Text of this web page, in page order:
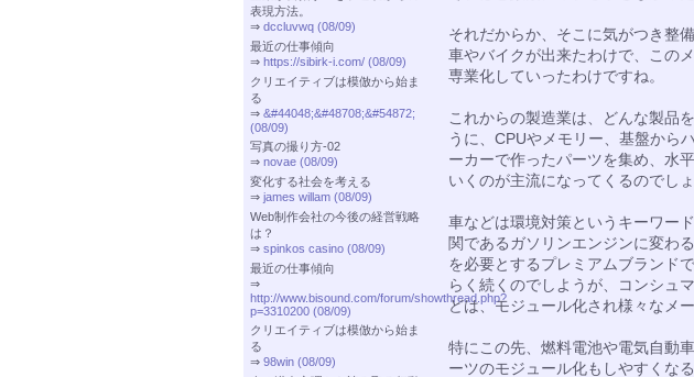
表現方法。
⇒ dccluvwq (08/09)
最近の仕事傾向
⇒ https://sibirk-i.com/ (08/09)
クリエイティブは模倣から始ま
る
⇒ &#44048;&#48708;&#54872;
(08/09)
写真の撮り方-02
⇒ novae (08/09)
変化する社会を考える
⇒ james willam (08/09)
Web制作会社の今後の経営戦略
は？
⇒ spinkos casino (08/09)
最近の仕事傾向
⇒
http://www.bisound.com/forum/showthread.php?
p=3310200 (08/09)
クリエイティブは模倣から始ま
る
⇒ 98win (08/09)
それだからか、そこに気がつき整
車やバイクが出来たわけで、この
専業化していったわけですね。
これからの製造業は、どんな製品
うに、CPUやメモリー、基盤から
ーカーで作ったパーツを集め、水
いくのが主流になってくるのでしょ
車などは環境対策というキーワー
関であるガソリンエンジンに変わ
を必要とするプレミアムブランド
らく続くのでしようが、コンシュ
どは、モジュール化され様々なメ
特にこの先、燃料電池や電気自動
ーツのモジュール化もしやすくな